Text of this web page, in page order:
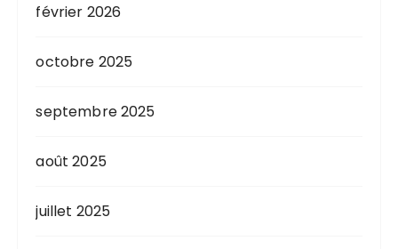
février 2026
octobre 2025
septembre 2025
août 2025
juillet 2025